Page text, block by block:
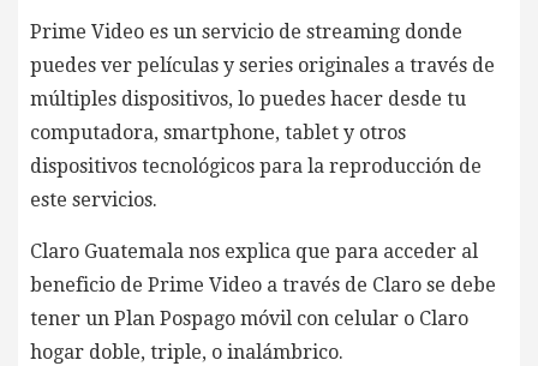
Prime Video es un servicio de streaming donde
puedes ver películas y series originales a través de
múltiples dispositivos, lo puedes hacer desde tu
computadora, smartphone, tablet y otros
dispositivos tecnológicos para la reproducción de
este servicios.
Claro Guatemala nos explica que para acceder al
beneficio de Prime Video a través de Claro se debe
tener un Plan Pospago móvil con celular o Claro
hogar doble, triple, o inalámbrico.